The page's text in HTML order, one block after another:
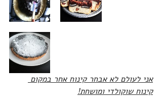
אני לעולם לא אבחר קינוח אחר במקום
קינוח שוקולדי ומושחת!